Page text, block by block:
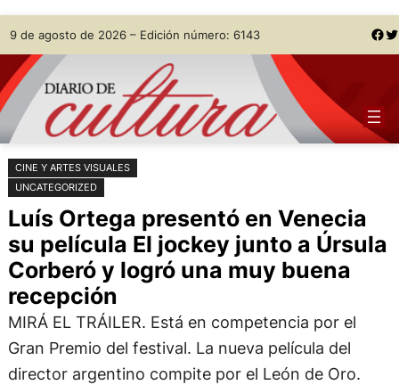
Saltar
al
contenido
Skip
to
content
9 de agosto de 2026 – Edición número: 6143 Facebook Twitter
CINE Y ARTES VISUALES
UNCATEGORIZED
Luís Ortega presentó en Venecia
su película El jockey junto a Úrsula
Corberó y logró una muy buena
recepción
MIRÁ EL TRÁILER. Está en competencia por el
Gran Premio del festival. La nueva película del
director argentino compite por el León de Oro.